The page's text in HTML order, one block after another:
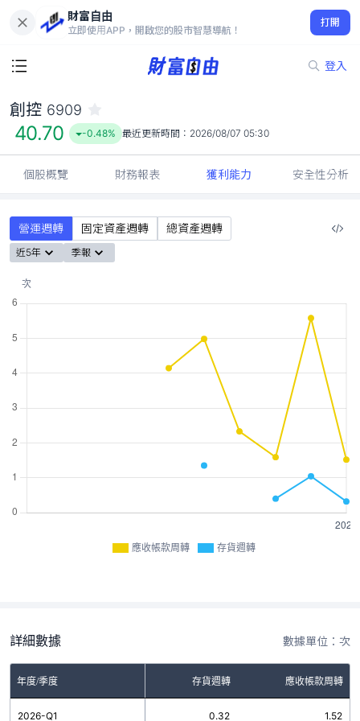
財富自由
立即使用APP，開啟您的股市智慧導航！
打開
登入
40.70
-0.48%
創控 6909
40.70 -0.48% 最近更新時間： 2026/08/07 05:30
個股概覽 財務報表 獲利能力 安全性分析
營運週轉 固定資產週轉 總資產週轉
近5年 季報
應收帳款周轉 存貨週轉
詳細數據 數據單位：次
年度/季度 存貨週轉 應收帳款周轉
2026-Q1 0.32 1.52